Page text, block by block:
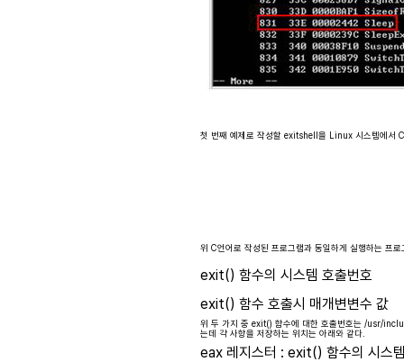
첫 번째 예제로 작성할 exitshell을 Linux 시스템에서
위 C언어로 작성된 프로그램과 동일하게 실행하는 프
exit() 함수의 시스템 호출번호
exit() 함수 호출시 매개변변수 값
위 두 가지 중 exit() 함수에 대한 호출번호는 /usr/
는데 각 사항을 저장하는 위치는 아래와 같다.
eax 레지스터 : exit() 함수의 시스